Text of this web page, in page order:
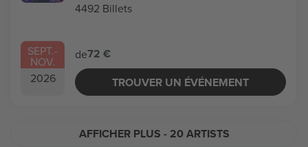
SEPT.-
NOV.
2026
4492 Billets
de72 €
TROUVER UN ÉVÉNEMENT
AFFICHER PLUS - 20 ARTISTS